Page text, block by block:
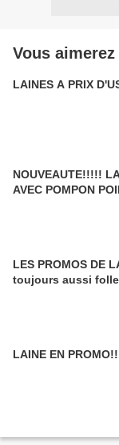
Vous
LAINES A PRIX
NOUVEAUTE!!!!!
AVEC POMPON
LES PROMOS DE
toujours aussi
LAINE EN